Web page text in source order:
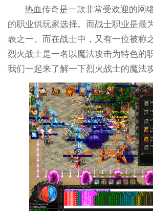
热血传奇是一款非常受欢迎的网
的职业供玩家选择。而战士职业是最
表之一。而在战士中，又有一位被称
烈火战士是一名以魔法攻击为特色的
我们一起来了解一下烈火战士的魔法